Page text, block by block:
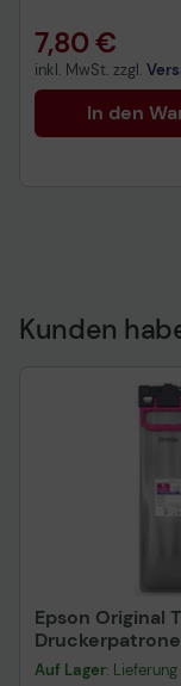
7,80 €
inkl. MwSt. zzgl.
In den
Kunden
Epson Original
C13T05B34N
Auf Lager: